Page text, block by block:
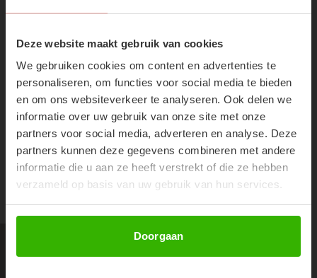
Deze website maakt gebruik van cookies
We gebruiken cookies om content en advertenties te
personaliseren, om functies voor social media te bieden
en om ons websiteverkeer te analyseren. Ook delen we
informatie over uw gebruik van onze site met onze
partners voor social media, adverteren en analyse. Deze
partners kunnen deze gegevens combineren met andere
informatie die u aan ze heeft verstrekt of die ze hebben
verzameld op basis van uw gebruik van hun services.
Doorgaan
SUBSCRIBE NOW & GET
10% OFF YOUR FIRST
ORDER!
Don't miss out on our trendy new drops or exclusive
Productpagina
Verzenden & Retourneren
RECENTE ARTIKELEN